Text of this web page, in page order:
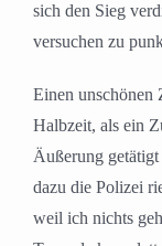
sich den Sieg
versuchen zu
Einen unschönen
Halbzeit, als ein
Äußerung
dazu die Polizei
weil ich nichts